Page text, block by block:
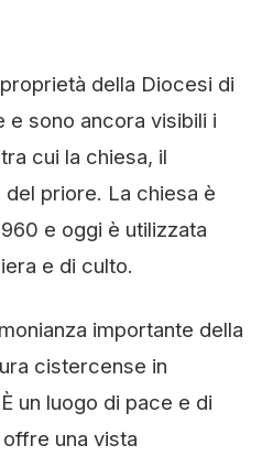
della Diocesi di
e sono ancora visibili i
cui la chiesa, il
priore. La chiesa è
e oggi è utilizzata
e di culto.
importante della
cistercense in
un luogo di pace e di
una vista